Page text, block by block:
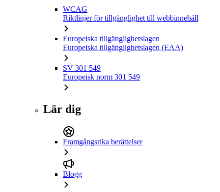
WCAG
Riktlinjer för tillgänglighet till webbinnehåll
Europeiska tillgänglighetslagen
Europeiska tillgänglighetslagen (EAA)
SV 301 549
Europeisk norm 301 549
Lär dig
Framgångsrika berättelser
Blogg